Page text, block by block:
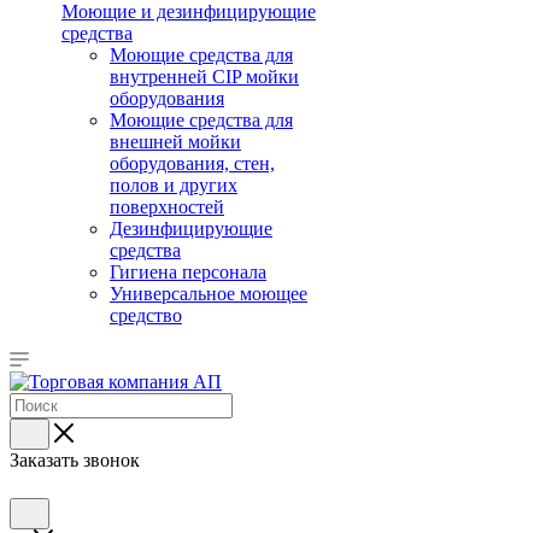
Моющие и дезинфицирующие
средства
Моющие средства для
внутренней CIP мойки
оборудования
Моющие средства для
внешней мойки
оборудования, стен,
полов и других
поверхностей
Дезинфицирующие
средства
Гигиена персонала
Универсальное моющее
средство
Заказать звонок